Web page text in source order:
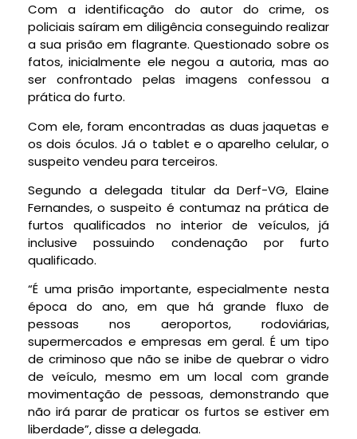
Com a identificação do autor do crime, os
policiais saíram em diligência conseguindo realizar
a sua prisão em flagrante. Questionado sobre os
fatos, inicialmente ele negou a autoria, mas ao
ser confrontado pelas imagens confessou a
prática do furto.
Com ele, foram encontradas as duas jaquetas e
os dois óculos. Já o tablet e o aparelho celular, o
suspeito vendeu para terceiros.
Segundo a delegada titular da Derf-VG, Elaine
Fernandes, o suspeito é contumaz na prática de
furtos qualificados no interior de veículos, já
inclusive possuindo condenação por furto
qualificado.
“É uma prisão importante, especialmente nesta
época do ano, em que há grande fluxo de
pessoas nos aeroportos, rodoviárias,
supermercados e empresas em geral. É um tipo
de criminoso que não se inibe de quebrar o vidro
de veículo, mesmo em um local com grande
movimentação de pessoas, demonstrando que
não irá parar de praticar os furtos se estiver em
liberdade”, disse a delegada.